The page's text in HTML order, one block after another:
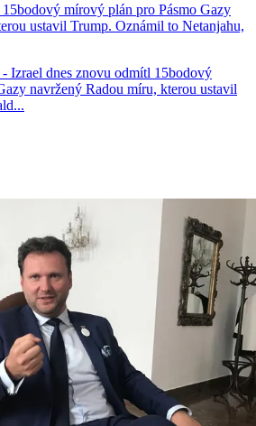
mírový plán pro Pásmo Gazy
ustavil Trump. Oznámil to Netanjahu,
Izrael dnes znovu odmítl 15bodový
navržený Radou míru, kterou ustavil